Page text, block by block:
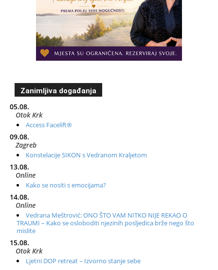
Zanimljiva događanja
05.08.
Otok Krk
Access Facelift®
09.08.
Zagreb
Konstelacije SIKON s Vedranom Kraljetom
13.08.
Online
Kako se nositi s emocijama?
14.08.
Online
Vedrana Meštrović: ONO ŠTO VAM NITKO NIJE REKAO O
TRAUMI – Kako se osloboditi njezinih posljedica brže nego što
mislite
15.08.
Otok Krk
Ljetni DOP retreat – Izvorno stanje sebe